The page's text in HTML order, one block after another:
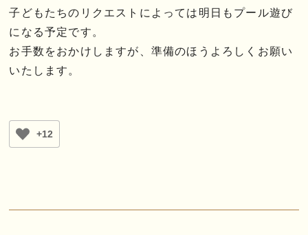
子どもたちのリクエストによっては明日もプール遊び
になる予定です。
お手数をおかけしますが、準備のほうよろしくお願い
いたします。
+12